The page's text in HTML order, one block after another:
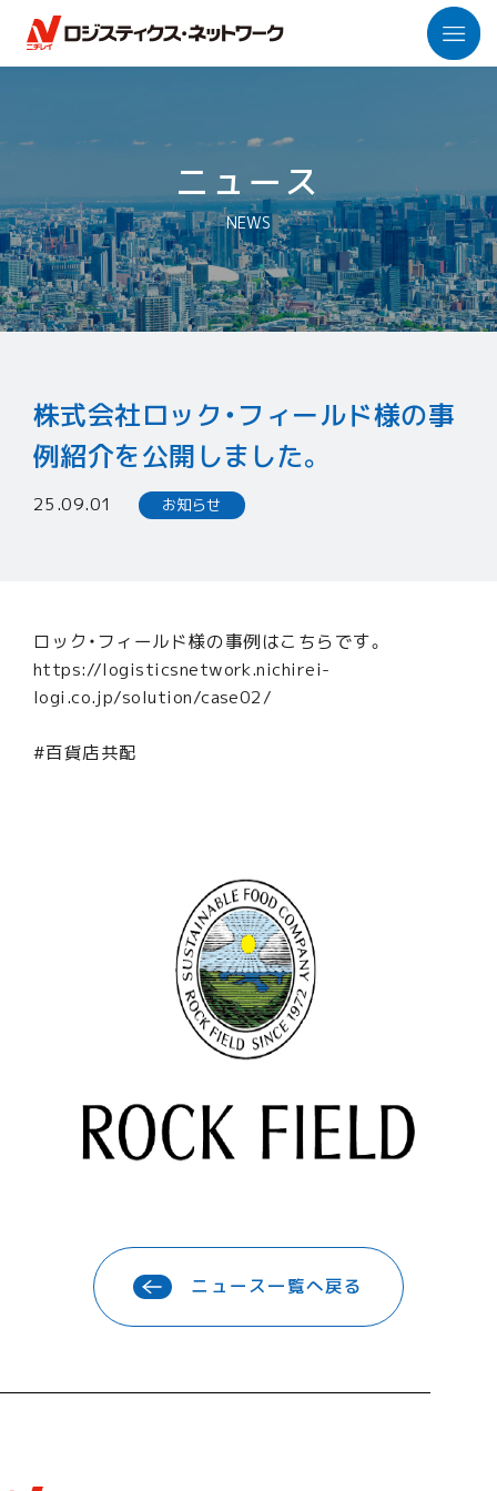
「ロジネット」とは
トップメッセージ
私たちの強み
数字で見るロジネット
社会課題への取り組み
ニチレイグループ各社
事業紹介
リテール事業
事例紹介
会社情報
企業経営理念
会社概要
ニュース
NEWS
株式会社ロック・フィールド様の事
例紹介を公開しました。
25.09.01 お知らせ
ロック・フィールド様の事例はこちらです。
https://logisticsnetwork.nichirei-
logi.co.jp/solution/case02/
#百貨店共配
ニュース一覧へ戻る